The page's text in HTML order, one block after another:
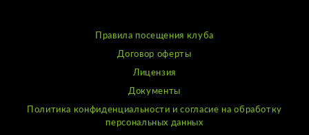
Правила посещения клуба
Договор оферты
Лицензия
Документы
Политика конфиденциальности и согласие на обработку
персональных данных